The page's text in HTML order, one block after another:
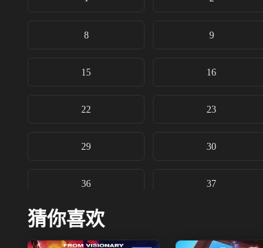
8 9
15 16
22 23
29 30
36 37
43
猜你喜欢